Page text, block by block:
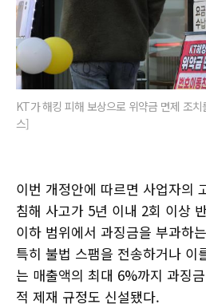
KT가 해킹 피해 보상으로 위약금 면제 조
스]
이번 개정안에 따르면 사업자의
침해 사고가 5년 이내 2회 이상
이하 범위에서 과징금을 부과하
특히 불법 스팸을 전송하거나 이
는 매출액의 최대 6%까지 과징
적 제재 규정도 신설됐다.